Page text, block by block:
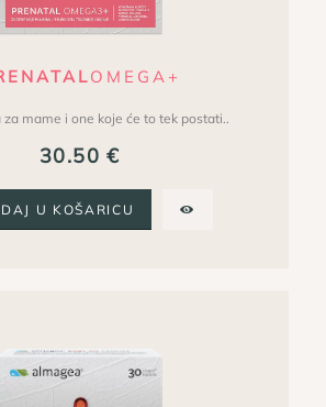
OMEGA+
za mame i one koje će to tek postati..
30.50€
U KOŠARICU